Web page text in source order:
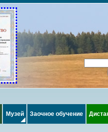
Музей Заочное обучение